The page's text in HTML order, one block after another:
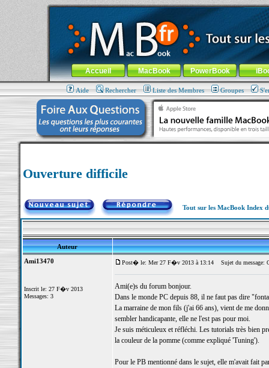
MacBook-fr.com : 100% Apple... 100% nomade !
Aller au contenu-Aller au menu général-Aller au menu de
Menu général
Accueil MacBook PowerBook
Aide Rechercher Liste des Membres Groupes
Ouverture difficile
Tout sur les MacBook Index
Auteur
Ami13470
Inscrit le: 27 F�v 2013
Messages: 3
Post� le: Mer 27 F�v 2013 à 13:14 Sujet du message:
Ami(e)s du forum bonjour.
Dans le monde PC depuis 88, il ne faut pas dire
La marraine de mon fils (j'ai 66 ans), vient de me
sembler handicapante, elle ne l'est pas pour moi.
Je suis méticuleux et réfléchi. Les tutorials très bien
la couleur de la pomme (comme expliqué 'Tuning').
Pour le PB mentionné dans le sujet, elle m'avait fait